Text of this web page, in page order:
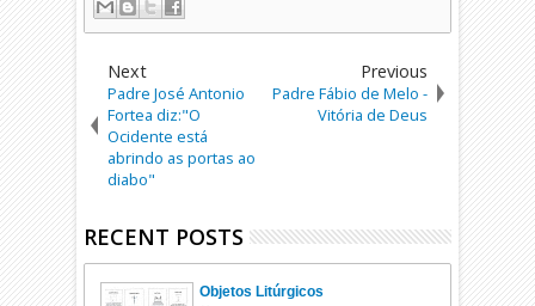
Next
Padre José Antonio
Fortea diz:"O
Ocidente está
abrindo as portas ao
diabo"
Previous
Padre Fábio de Melo -
Vitória de Deus
RECENT POSTS
Objetos Litúrgicos